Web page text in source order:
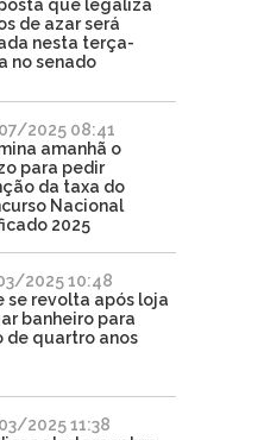
que legaliza
de azar será
nesta terça-
no senado
2025 08:41
amanhã o
para pedir
da taxa do
Nacional
2025
2025 10:48
se revolta após loja
banheiro para
de quartro anos
2025 11:38